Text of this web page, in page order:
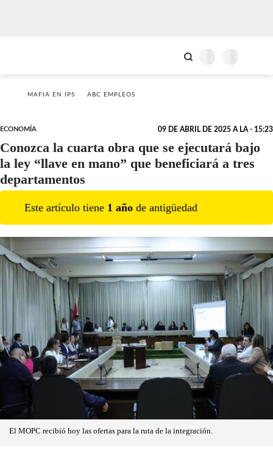
MAFIA EN IPS ABC EMPLEOS
ECONOMÍA 09 DE ABRIL DE 2025 A LA - 15:23
Conozca la cuarta obra que se ejecutará bajo
la ley “llave en mano” que beneficiará a tres
departamentos
Este artículo tiene 1 año de antigüedad
El MOPC recibió hoy las ofertas para la ruta de la integración.